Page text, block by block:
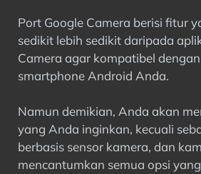
Port Google Camera berisi fitur
sedikit lebih sedikit daripada
Camera agar kompatibel
smartphone Android Anda.
Namun demikian, Anda akan
yang Anda inginkan, kecuali
berbasis sensor kamera, dan
mencantumkan semua opsi